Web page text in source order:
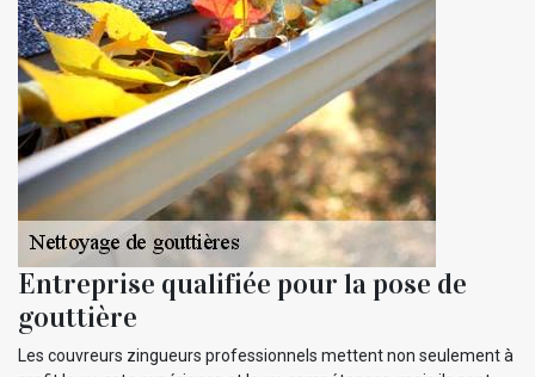
Entreprise qualifiée pour la pose de
gouttière
Les couvreurs zingueurs professionnels mettent non seulement à